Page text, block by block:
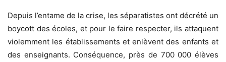
Depuis l’entame de la crise, les séparatistes ont décrété un
boycott des écoles, et pour le faire respecter, ils attaquent
violemment les établissements et enlèvent des enfants et
des enseignants. Conséquence, près de 700 000 élèves